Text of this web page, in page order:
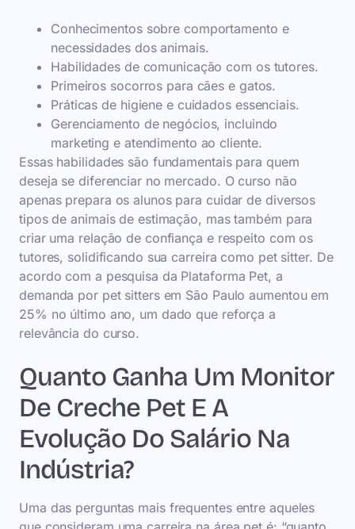
Conhecimentos sobre comportamento e
necessidades dos animais.
Habilidades de comunicação com os tutores.
Primeiros socorros para cães e gatos.
Práticas de higiene e cuidados essenciais.
Gerenciamento de negócios, incluindo
marketing e atendimento ao cliente.
Essas habilidades são fundamentais para quem
deseja se diferenciar no mercado. O curso não
apenas prepara os alunos para cuidar de diversos
tipos de animais de estimação, mas também para
criar uma relação de confiança e respeito com os
tutores, solidificando sua carreira como pet sitter. De
acordo com a pesquisa da Plataforma Pet, a
demanda por pet sitters em São Paulo aumentou em
25% no último ano, um dado que reforça a
relevância do curso.
Quanto Ganha Um Monitor
De Creche Pet E A
Evolução Do Salário Na
Indústria?
Uma das perguntas mais frequentes entre aqueles